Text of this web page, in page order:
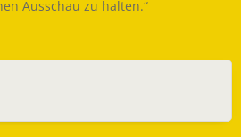
Ausschau zu halten.“